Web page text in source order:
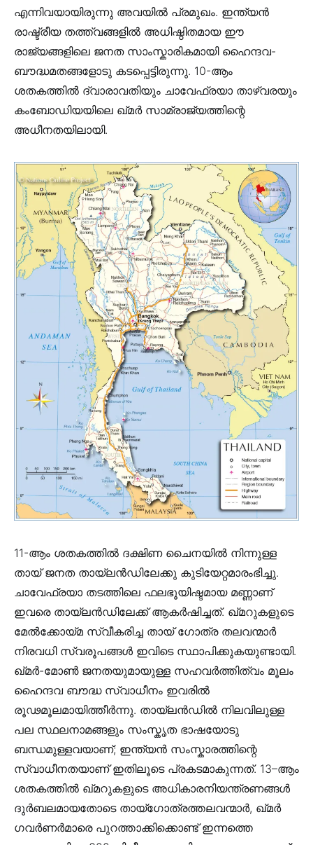
എന്നിവയായിരുന്നു അവയിൽ പ്രമുഖം. ഇന്ത്യൻ
രാഷ്ട്രീയ തത്ത്വങ്ങളിൽ അധിഷ്ഠിതമായ ഈ
രാജ്യങ്ങളിലെ ജനത സാംസ്കാരികമായി ഹൈന്ദവ-
ബൗദ്ധമതങ്ങളോടു കടപ്പെട്ടിരുന്നു. 10-ആം
ശതകത്തിൽ ദ്വാരാവതിയും ചാവേഫ്രയാ താഴ്വരയും
കംബോഡിയയിലെ ഖ്മർ സാമ്രാജ്യത്തിന്റെ
അധീനതയിലായി.
11-ആം ശതകത്തിൽ ദക്ഷിണ ചൈനയിൽ നിന്നുള്ള
തായ് ജനത തായ്ലൻഡിലേക്കു കുടിയേറ്റമാരംഭിച്ചു.
ചാവേഫ്രയാ തടത്തിലെ ഫലഭൂയിഷ്ടമായ മണ്ണാണ്
ഇവരെ തായ്ലൻഡിലേക്ക് ആകർഷിച്ചത്. ഖ്മറുകളുടെ
മേൽക്കോയ്മ സ്വീകരിച്ച തായ് ഗോത്ര തലവന്മാർ
നിരവധി സ്വരൂപങ്ങൾ ഇവിടെ സ്ഥാപിക്കുകയുണ്ടായി.
ഖ്മർ-മോൺ ജനതയുമായുള്ള സഹവർത്തിത്വം മൂലം
ഹൈന്ദവ ബൗദ്ധ സ്വാധീനം ഇവരിൽ
രൂഢമൂലമായിത്തീർന്നു. തായ്ലൻഡിൽ നിലവിലുള്ള
പല സ്ഥലനാമങ്ങളും സംസ്കൃത ഭാഷയോടു
ബന്ധമുള്ളവയാണ്; ഇന്ത്യൻ സംസ്കാരത്തിന്റെ
സ്വാധീനതയാണ് ഇതിലൂടെ പ്രകടമാകുന്നത്. 13–ആം
ശതകത്തിൽ ഖ്മറുകളുടെ അധികാരനിയന്ത്രണങ്ങൾ
ദുർബലമായതോടെ തായ്ഗോത്രത്തലവന്മാർ, ഖ്മർ
ഗവർണർമാരെ പുറത്താക്കിക്കൊണ്ട് ഇന്നത്തെ